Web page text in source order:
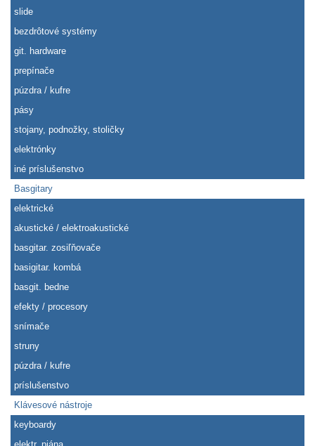
slide
bezdrôtové systémy
git. hardware
prepínače
púzdra / kufre
pásy
stojany, podnožky, stoličky
elektrónky
iné príslušenstvo
Basgitary
elektrické
akustické / elektroakustické
basgitar. zosiľňovače
basigitar. kombá
basgit. bedne
efekty / procesory
snímače
struny
púzdra / kufre
príslušenstvo
Klávesové nástroje
keyboardy